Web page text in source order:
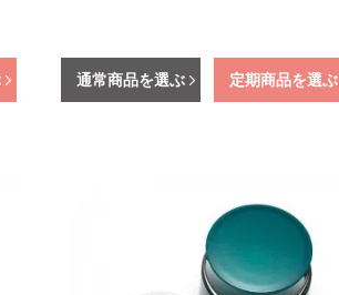
通常商品を選ぶ 定期商品を選ぶ